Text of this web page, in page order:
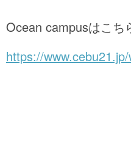
Ocean campusはこち
https://